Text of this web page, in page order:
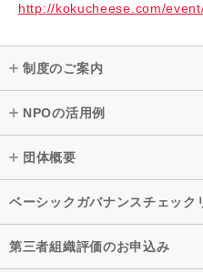
http://kokucheese.com/
制度のご案内
NPOの活用例
団体概要
ベーシックガバナンスチェック
第三者組織評価のお申込み